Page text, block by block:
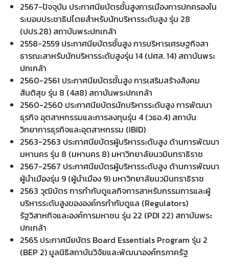
2567-ปัจจุบัน ประกาศนียบัตรชั้นสูงการเมืองการปกครองใน
ระบอบประชาธิปไตยสำหรับนักบริหารระดับสูง รุ่น 28
(ปปร.28) สถาบันพระปกเกล้า
2558-2559 ประกาศนียบัตรชั้นสูง การบริหารเศรษฐกิจสา
ธารณะสาหรับนักบริหารระดับสูงรุ่น 14 (ปศส. 14) สถาบันพระ
ปกเกล้า
2560-2561 ประกาศนียบัตรชั้นสูง การเสริมสร้างสังคม
สันติสุข รุ่น 8 (4ส8) สถาบันพระปกเกล้า
2560-2560 ประกาศนียบัตรนักบริหารระดับสูง การพัฒนา
ธุรกิจ อุตสาหกรรมและการลงทุนรุ่น 4 (วธอ.4) สถาบัน
วิทยาการธุรกิจและอุตสาหกรรม (IBID)
2563-2563 ประกาศนียบัตรผู้บริหารระดับสูง ด้านการพัฒนา
มหานคร รุ่น 8 (มหานคร 8) มหาวิทยาลัยนวมินทราธิราช
2567-2567 ประกาศนียบัตรผู้บริหารระดับสูง ด้านการพัฒนา
ผู้นำเมืองรุ่น 9 (ผู้นำเมือง 9) มหาวิทยาลัยนวมินทราธิราช
2563 วุฒิบัตร การกำกับดูแลกิจการสาหรับกรรมการและผู้
บริหารระดับสูงขององค์กรกำกับดูแล (Regulators)
รัฐวิสาหกิจและองค์การมหาชน รุ่น 22 (PDI 22) สถาบันพระ
ปกเกล้า
2565 ประกาศนียบัตร Board Essentials Program รุ่น 2
(BEP 2) มูลนิธิสถาบันวิจัยและพัฒนาองค์กรภาครัฐ